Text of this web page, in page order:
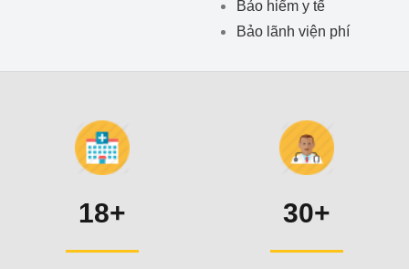
Bảo hiểm y tế
Bảo lãnh viện phí
18+ 30+